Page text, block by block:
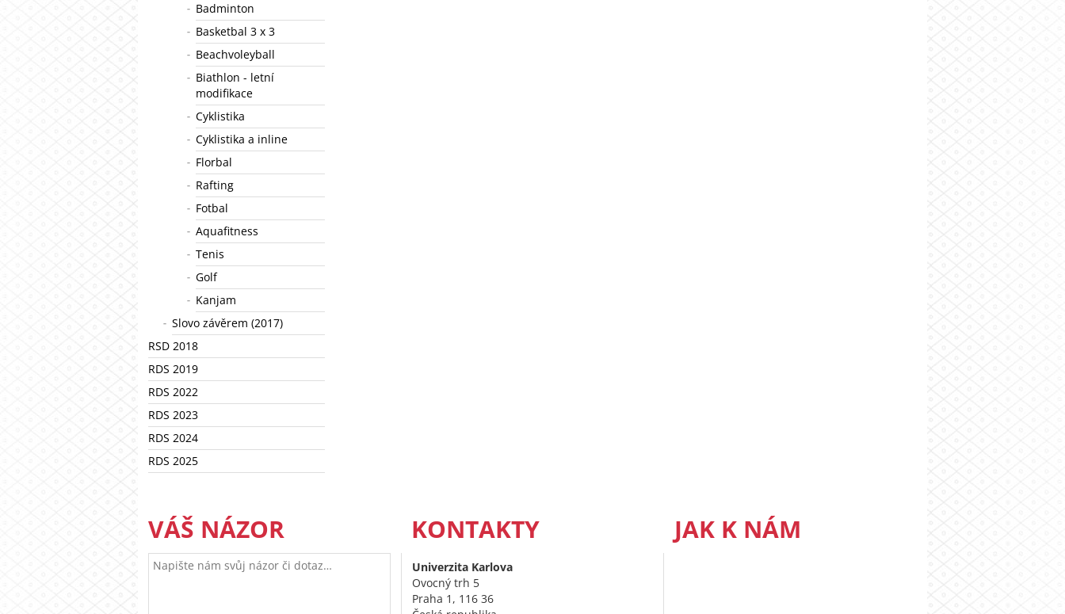
Badminton
Basketbal 3 x 3
Beachvoleyball
Biathlon - letní
modifikace
Cyklistika
Cyklistika a inline
Florbal
Rafting
Fotbal
Aquafitness
Tenis
Golf
Kanjam
Slovo závěrem (2017)
RSD 2018
RDS 2019
RDS 2022
RDS 2023
RDS 2024
RDS 2025
VÁŠ NÁZOR KONTAKTY
Univerzita Karlova
Ovocný trh 5
Praha 1, 116 36
JAK K NÁM